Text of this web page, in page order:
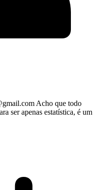
Acho que todo
ser apenas estatística, é um